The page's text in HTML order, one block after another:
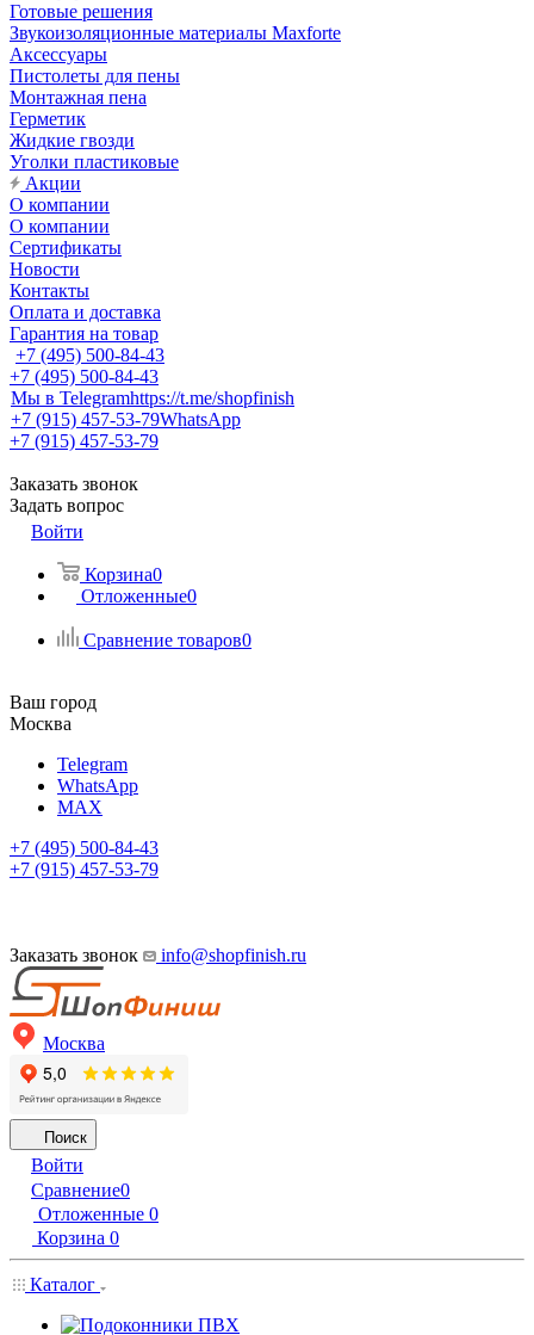
Готовые решения
Звукоизоляционные материалы Maxforte
Аксессуары
Пистолеты для пены
Монтажная пена
Герметик
Жидкие гвозди
Уголки пластиковые
Акции
О компании
О компании
Сертификаты
Новости
Контакты
Оплата и доставка
Гарантия на товар
+7 (495) 500-84-43
+7 (495) 500-84-43
Мы в Telegramhttps://t.me/shopfinish
+7 (915) 457-53-79WhatsApp
+7 (915) 457-53-79
Заказать звонок
Задать вопрос
Войти
Корзина0
Отложенные0
Сравнение товаров0
Ваш город
Москва
Telegram
WhatsApp
MAX
+7 (495) 500-84-43
+7 (915) 457-53-79
Заказать звонок info@shopfinish.ru
Москва
Поиск
Войти
Сравнение0
Отложенные 0
Корзина 0
Каталог